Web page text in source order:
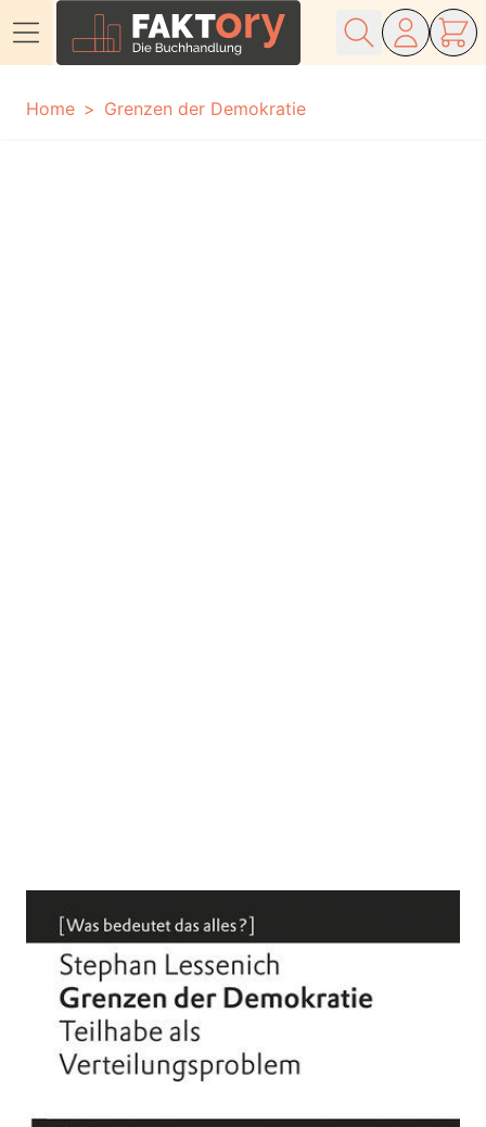
Home
Grenzen der Demokratie
Grenzen der
Demokratie